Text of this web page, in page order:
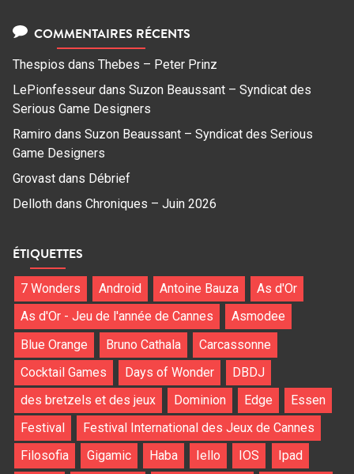
COMMENTAIRES RÉCENTS
Thespios dans Thebes – Peter Prinz
LePionfesseur dans Suzon Beaussant – Syndicat des
Serious Game Designers
Ramiro dans Suzon Beaussant – Syndicat des Serious
Game Designers
Grovast dans Débrief
Delloth dans Chroniques – Juin 2026
ÉTIQUETTES
7 Wonders Android Antoine Bauza
As d'Or
As d'Or - Jeu de l'année de Cannes
Asmodee
Blue Orange
Bruno Cathala
Carcassonne
Cocktail Games
Days of Wonder
DBDJ
des bretzels et des jeux
Dominion Edge
Essen
Festival
Festival International des Jeux de Cannes
Filosofia
Gigamic Haba Iello IOS Ipad